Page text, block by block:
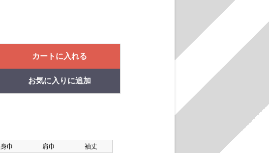
カートに入れる
お気に入りに追加
身巾 肩巾
袖丈